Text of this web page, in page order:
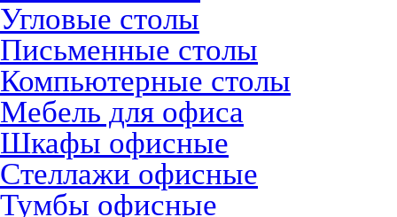
Угловые столы
Письменные столы
Компьютерные столы
Мебель для офиса
Шкафы офисные
Стеллажи офисные
Тумбы офисные